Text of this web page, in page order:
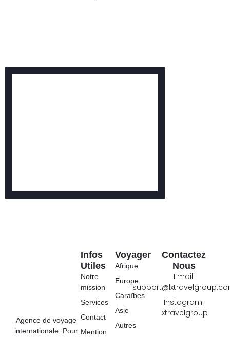
Agence de voyage
internationale. Pour
Voyager
Afrique
Europe
Caraïbes
Asie
Autres
Infos
Utiles
Notre
mission
Services
Contact
Mention
Contactez
Nous
Email:
Instagram:
lxtravelgroup